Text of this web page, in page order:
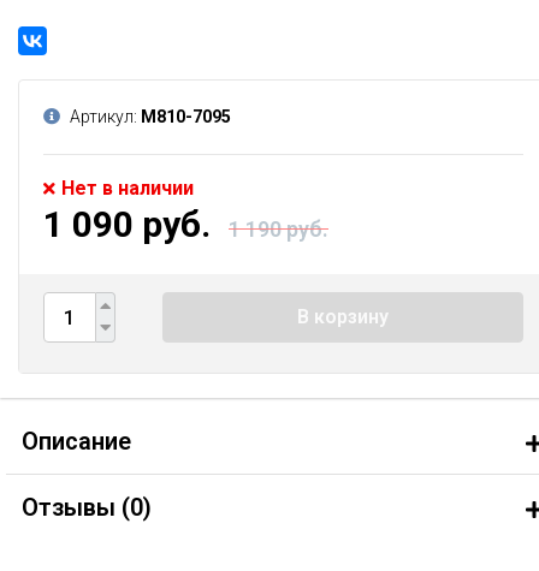
Артикул: М810-7095
Нет в наличии
1 090 руб. 1 190 руб.
В корзину
Описание
Отзывы (0)